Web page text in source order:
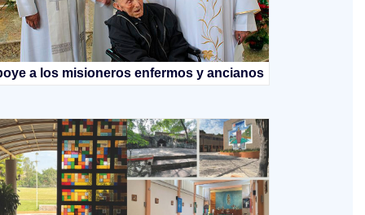
a los misioneros enfermos y ancianos